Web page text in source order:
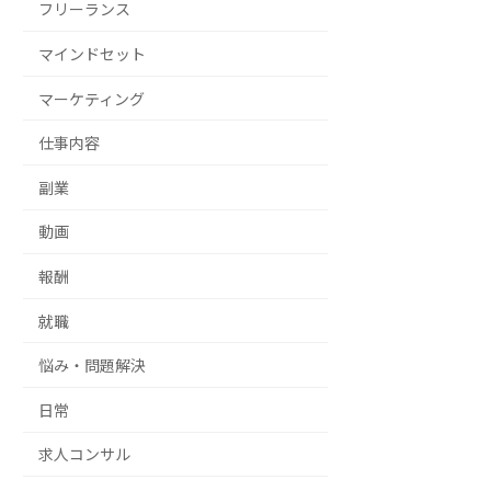
フリーランス
マインドセット
マーケティング
仕事内容
副業
動画
報酬
就職
悩み・問題解決
日常
求人コンサル